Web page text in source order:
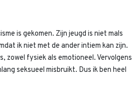
is gekomen. Zijn jeugd is niet mals
ik niet met de ander intiem kan zijn.
zowel fysiek als emotioneel. Vervolgens
seksueel misbruikt. Dus ik ben heel